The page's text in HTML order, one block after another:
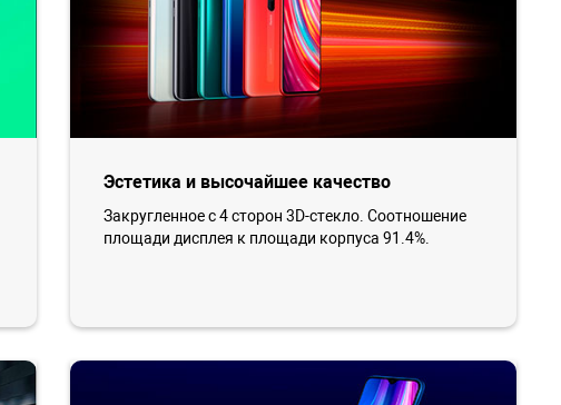
Эстетика и высочайшее качество
Закругленное с 4 сторон 3D-стекло. Соотношение
площади дисплея к площади корпуса 91.4%.